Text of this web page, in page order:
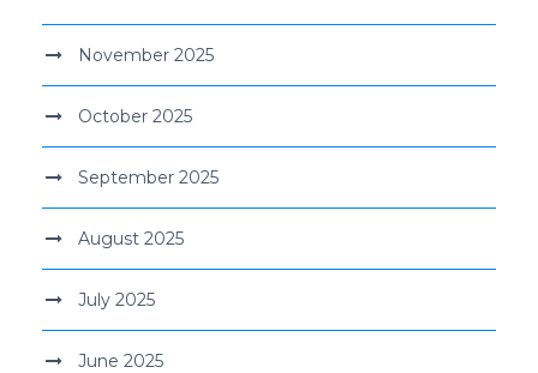
November 2025
October 2025
September 2025
August 2025
July 2025
June 2025